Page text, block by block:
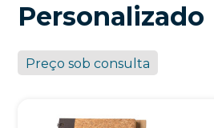
Personalizado
Preço sob consulta
+55